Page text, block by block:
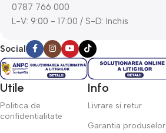
0787 766 000
L-V: 9:00 - 17:00 / S-D: Inchis
Social
Utile
Politica de
confidentialitate
Info
Livrare si retur
Garantia produselor